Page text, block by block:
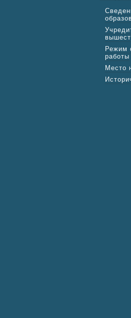
Режим
работы
Место